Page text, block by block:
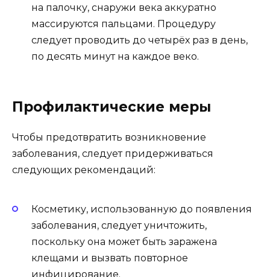
на палочку, снаружи века аккуратно
массируются пальцами. Процедуру
следует проводить до четырёх раз в день,
по десять минут на каждое веко.
Профилактические меры
Чтобы предотвратить возникновение
заболевания, следует придерживаться
следующих рекомендаций:
Косметику, использованную до появления
заболевания, следует уничтожить,
поскольку она может быть заражена
клещами и вызвать повторное
инфицирование.